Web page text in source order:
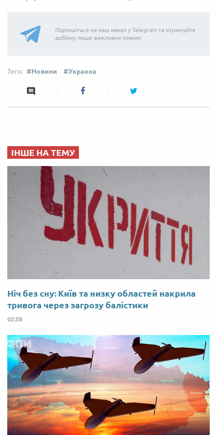
Підпишіться на наш канал у Telegram та отримуйте
добірку лише важливих новин!
Новини Украина
ІНШЕ НА ТЕМУ
Ніч без сну: Київ та низку областей накрила
тривога через загрозу балістики
02:58